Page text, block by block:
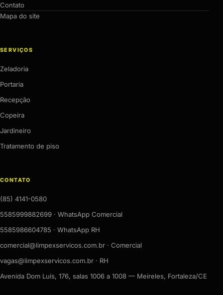
Contato
Mapa do site
SERVIÇOS
Zeladoria
Portaria
Recepção
Copeira
Jardineiro
Tratamento de piso
CONTATO
(85) 4141-0580
5585999882699 · WhatsApp Comercial
5585986604785 · WhatsApp RH
comercial@limpexservicos.com.br · Comercial
vagas@limpexservicos.com.br · RH
Avenida Dom Luís, 176, salas 1006 a 1008 — Meireles, Fortaleza/CE